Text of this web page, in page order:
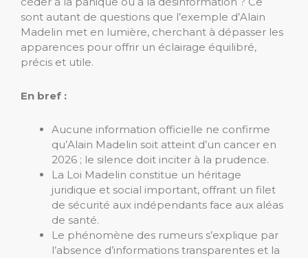
sont autant de questions que l’exemple d’Alain
Madelin met en lumière, cherchant à dépasser les
apparences pour offrir un éclairage équilibré,
précis et utile.
En bref :
Aucune information officielle ne confirme
qu’Alain Madelin soit atteint d’un cancer en
2026 ; le silence doit inciter à la prudence.
La Loi Madelin constitue un héritage
juridique et social important, offrant un filet
de sécurité aux indépendants face aux aléas
de santé.
Le phénomène des rumeurs s’explique par
l’absence d’informations transparentes et la